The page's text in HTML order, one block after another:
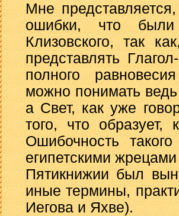
Мне
ошибки, что
Клизовского, так
представлять
полного
можно понимать
а Свет, как уже
того, что
Ошибочность
египетскими
Пятикнижии был
иные термины,
Иегова и Яхве).